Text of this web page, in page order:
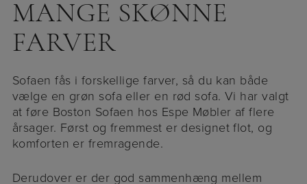
MANGE SKØNNE
FARVER
Sofaen fås i forskellige farver, så du kan både
vælge en grøn sofa eller en rød sofa. Vi har valgt
at føre Boston Sofaen hos Espe Møbler af flere
årsager. Først og fremmest er designet flot, og
komforten er fremragende.
Derudover er der god sammenhæng mellem